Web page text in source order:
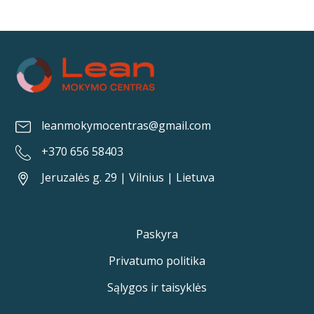
leanmokymocentras@gmail.com
+370 656 58403
Jeruzalės g. 29 | Vilnius | Lietuva
Paskyra
Privatumo politika
Sąlygos ir taisyklės